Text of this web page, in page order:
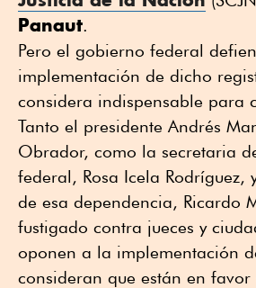
Panaut.
Pero el gobierno federal
implementación de dicho
considera indispensable para
Tanto el presidente Andrés
Obrador, como la secretaria
federal, Rosa Icela Rodríguez,
de esa dependencia, Ricardo
fustigado contra jueces y
oponen a la implementación
consideran que están en favor